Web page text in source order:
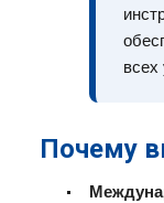
всех
Почему